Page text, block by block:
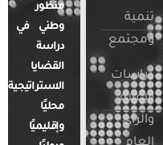
تنمية
ومجتمع
دراسات
الإعلام
والرأي
منظور
وطني في
دراسة
القضايا
الاستراتيجية
محليًا
وإقليميًا